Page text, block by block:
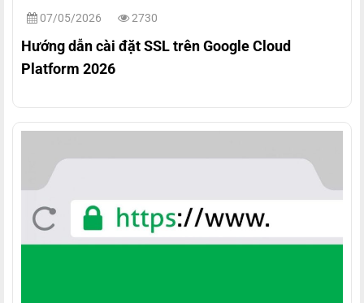
07/05/2026 2730
Hướng dẫn cài đặt SSL trên Google Cloud
Platform 2026